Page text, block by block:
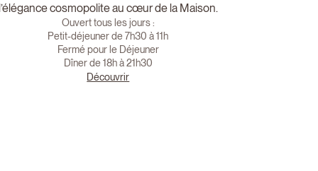
cosmopolite au cœur de la Maison.
Ouvert tous les jours :
Petit-déjeuner de 7h30 à 11h
Fermé pour le Déjeuner
Dîner de 18h à 21h30
Découvrir